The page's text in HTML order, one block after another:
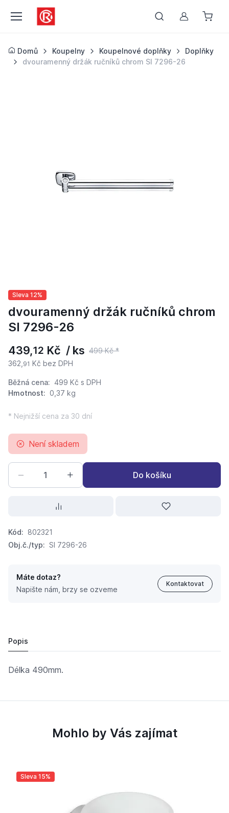
Můj účet
Domů Koupelny Koupelnové doplňky
Doplňky
dvouramenný držák ručníků chrom SI 7296-26
Sleva 12%
dvouramenný držák ručníků chrom
SI 7296-26
439,12 Kč / ks 499 Kč *
362, 91 Kč bez DPH
Běžná cena: 499 Kč s DPH
Hmotnost: 0,37 kg
* Nejnižší cena za 30 dní
Není skladem
Do košíku
Kód: 802321
Obj.č./typ: SI 7296-26
Máte dotaz?
Napište nám, brzy se ozveme
Kontaktovat
Popis
Délka 490mm.
Mohlo by Vás zajímat
Sleva 15%